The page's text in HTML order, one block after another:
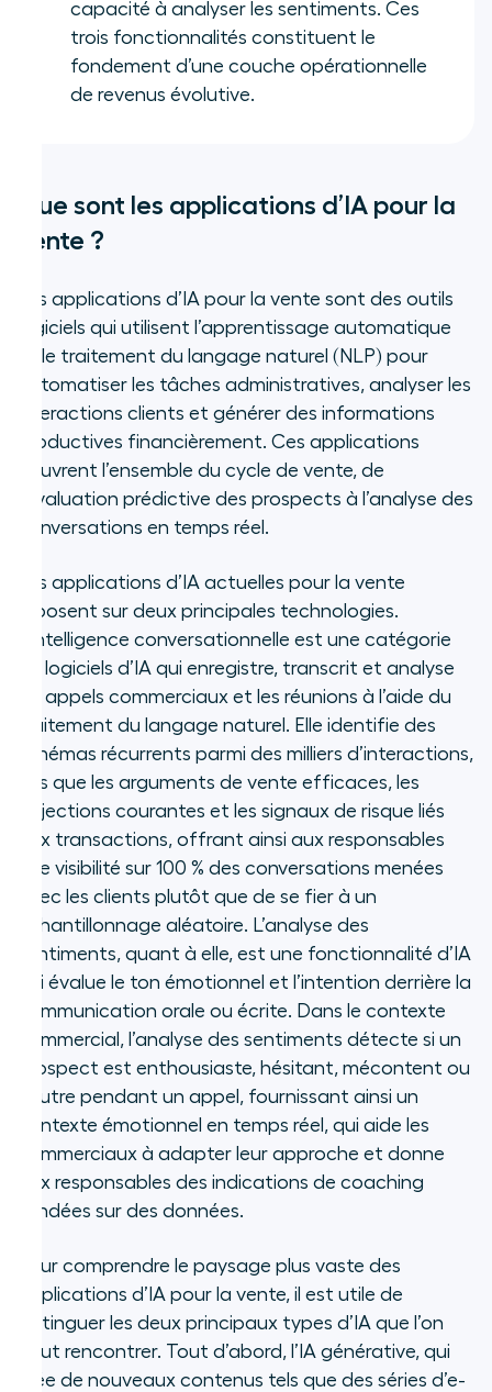
capacité à analyser les sentiments. Ces
trois fonctionnalités constituent le
fondement d’une couche opérationnelle
de revenus évolutive.
Que sont les applications d’IA pour la
vente ?
Les applications d’IA pour la vente sont des outils
logiciels qui utilisent l’apprentissage automatique
et le traitement du langage naturel (NLP) pour
automatiser les tâches administratives, analyser les
interactions clients et générer des informations
productives financièrement. Ces applications
couvrent l’ensemble du cycle de vente, de
l’évaluation prédictive des prospects à l’analyse des
conversations en temps réel.
Les applications d’IA actuelles pour la vente
reposent sur deux principales technologies.
L’intelligence conversationnelle est une catégorie
de logiciels d’IA qui enregistre, transcrit et analyse
les appels commerciaux et les réunions à l’aide du
traitement du langage naturel. Elle identifie des
schémas récurrents parmi des milliers d’interactions,
tels que les arguments de vente efficaces, les
objections courantes et les signaux de risque liés
aux transactions, offrant ainsi aux responsables
une visibilité sur 100 % des conversations menées
avec les clients plutôt que de se fier à un
échantillonnage aléatoire. L’analyse des
sentiments, quant à elle, est une fonctionnalité d’IA
qui évalue le ton émotionnel et l’intention derrière la
communication orale ou écrite. Dans le contexte
commercial, l’analyse des sentiments détecte si un
prospect est enthousiaste, hésitant, mécontent ou
neutre pendant un appel, fournissant ainsi un
contexte émotionnel en temps réel, qui aide les
commerciaux à adapter leur approche et donne
aux responsables des indications de coaching
fondées sur des données.
Pour comprendre le paysage plus vaste des
applications d’IA pour la vente, il est utile de
distinguer les deux principaux types d’IA que l’on
peut rencontrer. Tout d’abord, l’IA générative, qui
crée de nouveaux contenus tels que des séries d’e-